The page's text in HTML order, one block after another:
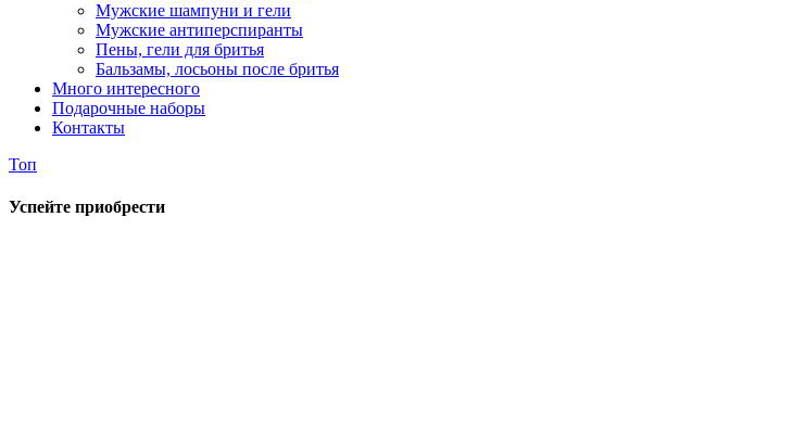
Мужские шампуни и гели
Мужские антиперспиранты
Пены, гели для бритья
Бальзамы, лосьоны после бритья
Много интересного
Подарочные наборы
Контакты
Топ
Успейте приобрести